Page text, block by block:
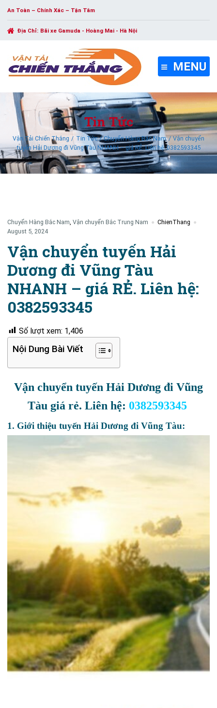
An Toàn – Chính Xác – Tận Tâm
Địa Chỉ: Bãi xe Gamuda - Hoàng Mai - Hà Nội
MENU
Tin Tức
Vận Tải Chiến Thắng Tin Tức Chuyển Hàng Bắc Nam
Vận chuyển
tuyến Hải Dương đi Vũng Tàu NHANH – giá RẺ. Liên hệ: 0382593345
Chuyển Hàng Bắc Nam Vận chuyển Bắc Trung Nam
ChienThang
August 5, 2024
Vận chuyển tuyến Hải
Dương đi Vũng Tàu
NHANH – giá RẺ. Liên hệ:
0382593345
Số lượt xem: 1,406
Nội Dung Bài Viết
Vận chuyển tuyến Hải Dương đi Vũng
Tàu giá rẻ. Liên hệ: 0382593345
1. Giới thiệu tuyến Hải Dương đi Vũng Tàu: